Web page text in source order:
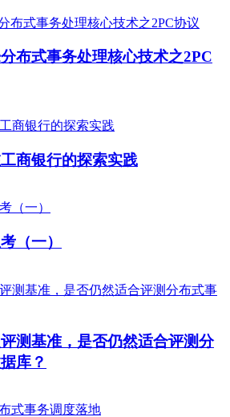
布式事务处理核心技术之2PC
商银行的探索实践
（一）
测基准，是否仍然适合评测分
库？